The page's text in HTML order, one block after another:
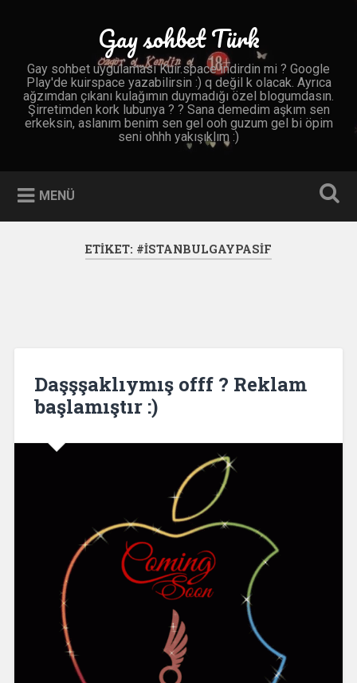
Gay sohbet Türk
Gay sohbet uygulaması Kuir.space indirdin mi ? Google
Play'de kuirspace yazabilirsin :) q değil k olacak. Ayrıca
ağzımdan çıkanı kulağımın duymadığı özel blogumdasın.
Şirretimden kork lubunya ? ? Sana demedim aşkım sen
erkeksin, aslanım benim sen gel ooh guzum gel bi öpim
seni ohhh yakışıklım :)
MENÜ
ETIKET: #ISTANBULGAYPASIF
Daşşşaklıymış offf ? Reklam
başlamıştır :)